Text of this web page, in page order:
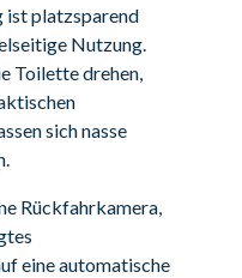
ist platzsparend
Nutzung.
Toilette drehen,
sich nasse
Rückfahrkamera,
eine automatische